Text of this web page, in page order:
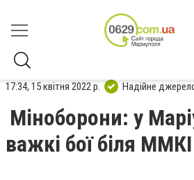
17:34, 15 квітня 2022 р. Надійне
Міноборони: у
важкі бої біля